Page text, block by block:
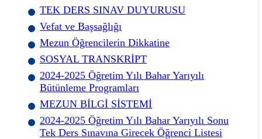
TEK DERS SINAV DUYURUSU
Vefat ve Başsağlığı
Mezun Öğrencilerin Dikkatine
SOSYAL TRANSKRİPT
2024-2025 Öğretim Yılı Bahar Yarıyılı
Bütünleme Programları
MEZUN BİLGİ SİSTEMİ
2024-2025 Öğretim Yılı Bahar Yarıyılı Sonu
Tek Ders Sınavına Girecek Öğrenci Listesi